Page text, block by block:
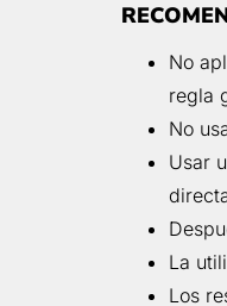
No
regla
No
Usar
La
Los